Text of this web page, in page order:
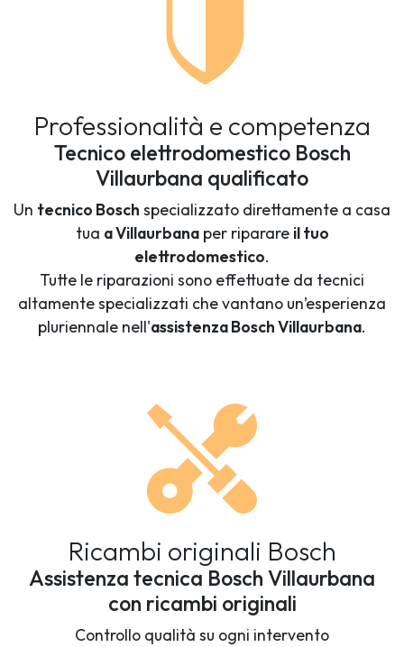
Professionalità e competenza
Tecnico elettrodomestico Bosch
Villaurbana qualificato
Un tecnico Bosch specializzato direttamente a casa
tua a Villaurbanaper riparare il tuo
elettrodomestico.
Tutte le riparazioni sono effettuate da tecnici
altamente specializzati che vantano un’esperienza
pluriennale nell'assistenza Bosch Villaurbana.
Ricambi originali Bosch
Assistenza tecnica Bosch Villaurbana
con ricambi originali
Controllo qualità su ogni intervento